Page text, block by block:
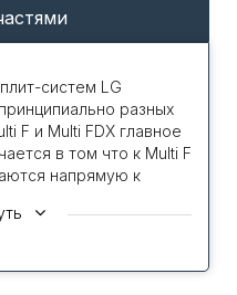
систем LG
разных
F и Multi FDX главное
в том что к Multi F
напрямую к
через специальные